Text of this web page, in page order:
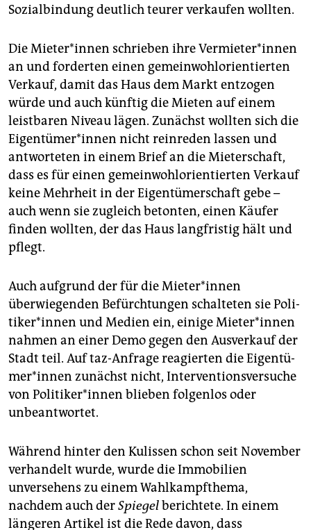
Sozialbindung deutlich teurer verkaufen wollten.
Die Mie­te­r*in­nen schrieben ihre Ver­mie­te­r*in­nen
an und forderten einen gemeinwohlorientierten
Verkauf, damit das Haus dem Markt entzogen
würde und auch künftig die Mieten auf einem
leistbaren Niveau lägen. Zunächst wollten sich die
Ei­gen­tü­me­r*in­nen nicht reinreden lassen und
antworteten in einem Brief an die Mieterschaft,
dass es für einen gemeinwohlorientierten Verkauf
keine Mehrheit in der Eigentümerschaft gebe –
auch wenn sie zugleich betonten, einen Käufer
finden wollten, der das Haus langfristig hält und
pflegt.
Auch aufgrund der für die Mie­te­r*in­nen
überwiegenden Befürchtungen schalteten sie Po­li­
ti­ke­r*in­nen und Medien ein, einige Mie­te­r*in­nen
nahmen an einer Demo gegen den Ausverkauf der
Stadt teil. Auf taz-Anfrage reagierten die Ei­gen­tü­
me­r*in­nen zunächst nicht, Interventionsversuche
von Po­li­ti­ke­r*in­nen blieben folgenlos oder
unbeantwortet.
Während hinter den Kulissen schon seit November
verhandelt wurde, wurde die Immobilien
unversehens zu einem Wahlkampfthema,
nachdem auch derSpiegelberichtete. In einem
längeren Artikel ist die Rede davon, dass